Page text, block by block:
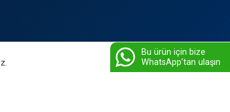
Bu ürün için bize
WhatsApp’tan ulaşın